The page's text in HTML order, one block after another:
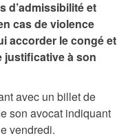
d’admissibilité et
cas de violence
accorder le congé et
justificative à son
avec un billet de
son avocat indiquant
vendredi.